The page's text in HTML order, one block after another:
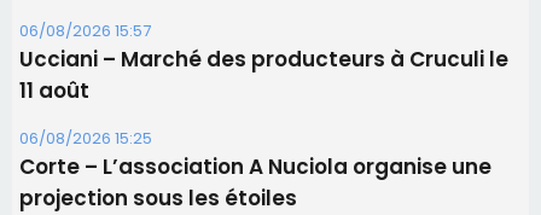
06/08/2026 15:57
Ucciani – Marché des producteurs à Cruculi le
11 août
06/08/2026 15:25
Corte – L’association A Nuciola organise une
projection sous les étoiles